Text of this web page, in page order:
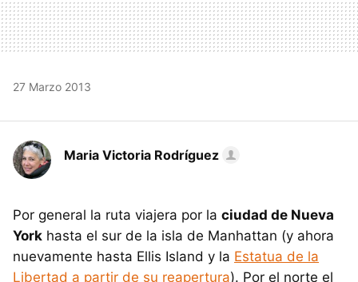
27 Marzo 2013
Maria Victoria Rodríguez
Por general la ruta viajera por la ciudad de Nueva
York hasta el sur de la isla de Manhattan (y ahora
nuevamente hasta Ellis Island y la Estatua de la
Libertad a partir de su reapertura). Por el norte el